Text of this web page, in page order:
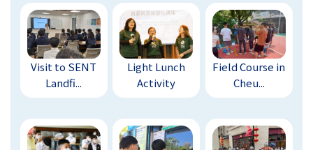
Visit to SENT
Landfi...
Light Lunch
Activity
Field Course in
Cheu...